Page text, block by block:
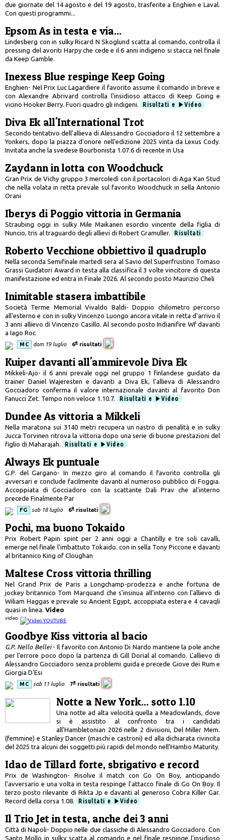
due giornate del 14 agosto e del 19 agosto, trasferite a Enghien e Laval.
Con questi programmi...
Epsom As in testa e via...
Lindesberg con in sulky Ricard N Skoglund scatta al comando, controlla il
pressing del avoriti Harpy che cede e il 6 anni indigeno si stacca nel finale
da Keep Gamble.
Inexess Blue respinge Keep Going
Enghien- Nel Prix Luc Lagardiere il favorito assume il comando in breve e
con Alexandre Abrivard controlla l'insidioso attacco di Keep Going e
vicino Hooker Berry. Fuori quadro gli indigeni.
Risultati e Video
Diva Ek all'International Trot
Secondo tentativo dell'allieva di Alessandro Gocciadoro il 12 settembre a
Yonkers, dopo la piazza d'onore nell'edizione 2025 vinta da Lexus Cody.
Invitata anche la svedese Bourbonista 1.07.6 di recente in Usa
Zaydann in lotta con Woodchuck
Gran Prix de Vichy gruppo 3 mercoledì con il portacolori di Aga Kan Stud
che nella volata in retta prevale sul favorito Woodchuck in sella Antonio
Orani
Iberys di Poggio vittoria in Germania
Straubing oggi in sulky Mile Maikanen esordio vincente della figlia di
Nuncio, tris al traguardo degli allievi di Robert Gramuller.
Risultati
Roberto Vecchione obbiettivo il quadruplo
Nella seconda Semifinale martedì sera al Savio del Superfrustino Tomaso
Grassi Guidatori Award in testa alla classifica il 3 volte vincitore di questa
manifestazione ed entra in Finale 2026. Al secondo posto Maurizio Cheli
Inimitable stasera imbattibile
Società Terme Memorial Vivaldo Baldi- Doppio chilometro percorso
all'esterno e con in sulky Vincenzo Luongo ancora vitale in retta d'arrivo il
3 anni allievo di Vincenzo Casillo. Al secondo posto Indianifire Wf davanti
a Iago Roc
MC dom 19 luglio 6a risultati
Kuiper davanti all'ammirevole Diva Ek
Mikkeli-Ajo- il 6 anni prevale oggi nel gruppo 1 finlandese guidato da
trainer Daniel Wajeresten e davanti a Diva Ek, l'allieva di Alessandro
Gocciadoro conferma il valore internazionale davanti al favorito Don
Fanucci Zet. Tempo non veloce 1.10.7.
Risultati e Video
Dundee As vittoria a Mikkeli
Nella maratona sui 3140 metri recupera un nastro di penalità e in sulky
Jucca Torvinen ritrova la vittoria dopo una serie di buone prestazioni del
figlio di Maharajah.
Risultati e Video
Always Ek puntuale
G.P. del Gargano- In mezzo giro al comando il favorito controlla gli
avversari e conclude facilmente davanti al numeroso pubblico di Foggia.
Accoppiata di Gocciadoro con la scattante Dali Prav che al'interno
precede Finalmente Par
FG sab 18 luglio 6a risultati
Pochi, ma buono Tokaido
Prix Robert Papin spint per 2 anni oggi a Chantilly e tre soli cavalli,
emerge nel finale l'imbattuto Tokaido. con in sella Tony Piccone e davanti
al britannico King of Cloughan
Maltese Cross vittoria thrilling
Nel Grand Prix de Paris a Longchamp-prodezza e anche fortuna de
jockey britannico Tom Marquand che s'insinua all'interno con l'allievo di
Wiliam Haggas e prevale su Ancient Egypt, accoppiata estera e 4 cavaqli
quasi in linea. Video
video
Goodbye Kiss vittoria al bacio
G.P. Nello Bellei- Il favorito con Antonio Di Nardo mantiene la pole anche
per l'errore poco dopo la partenza di Gill Dorial al comando. L'allievo di
Alessandro Gocciadoro senza problemi guida e precede Giove dei Rum e
Giorgia D'Esi
MC sab 11 luglio 7a risultati
Notte a New York... sotto 1.10
Una notte ad alta velocità quella a Meadowlands, dove
si è assistito al confronto tra i candidati
all’Hambletonian 2026 nelle 2 divisioni, Del Miller Mem.
(femmine) e Stanley Dancer (maschi e castroni) ed alla dichiarata rivincita
del 2025 tra alcuni dei soggetti più rapidi del mondo nell’Hambo Maturity.
Idao de Tillard forte, sbrigativo e record
Prix de Washington- Risolve il match con Go On Boy, anticipando
l'avversario e una volta in testa respinge l'attacco finale di Go On Boy. Il
terzo posto rilevante di Rikta Jp e davanti al generoso Cobra Killer Gar.
Record della corsa 1.08.
Risultati e Video
Il Trio Jet in testa, anche dei 3 anni
Città di Napoli- Doppio nelle due classiche di Alessandro Gocciadoro. Con
Santo Mollo in sulky scatta al comando e nel finale respinge l'insidioso